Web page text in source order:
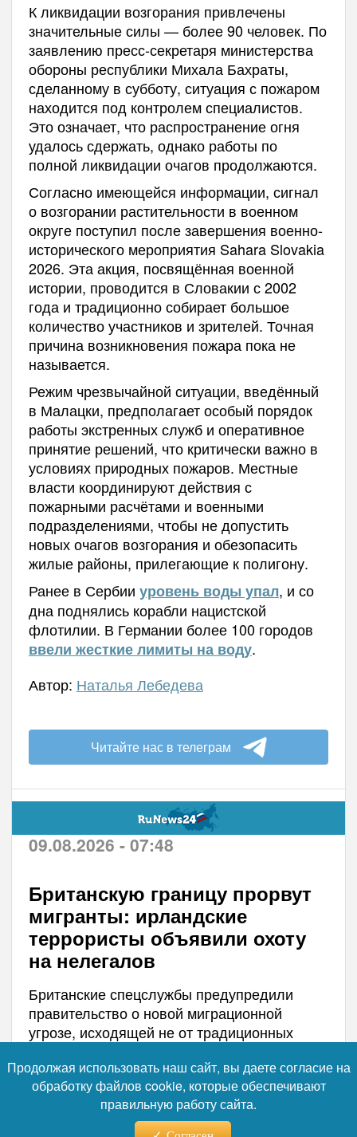
К ликвидации возгорания привлечены
значительные силы — более 90 человек. По
заявлению пресс-секретаря министерства
обороны республики Михала Бахраты,
сделанному в субботу, ситуация с пожаром
находится под контролем специалистов.
Это означает, что распространение огня
удалось сдержать, однако работы по
полной ликвидации очагов продолжаются.
Согласно имеющейся информации, сигнал
о возгорании растительности в военном
округе поступил после завершения военно-
исторического мероприятия Sahara Slovakia
2026. Эта акция, посвящённая военной
истории, проводится в Словакии с 2002
года и традиционно собирает большое
количество участников и зрителей. Точная
причина возникновения пожара пока не
называется.
Режим чрезвычайной ситуации, введённый
в Малацки, предполагает особый порядок
работы экстренных служб и оперативное
принятие решений, что критически важно в
условиях природных пожаров. Местные
власти координируют действия с
пожарными расчётами и военными
подразделениями, чтобы не допустить
новых очагов возгорания и обезопасить
жилые районы, прилегающие к полигону.
Ранее в Сербии уровень воды упал, и со
дна поднялись корабли нацистской
флотилии. В Германии более 100 городов
ввели жесткие лимиты на воду.
Автор: Наталья Лебедева
Читайте нас в телеграм
09.08.2026 - 07:48
Британскую границу прорвут
мигранты: ирландские
террористы объявили охоту
на нелегалов
Британские спецслужбы предупредили
правительство о новой миграционной
угрозе, исходящей не от традиционных
националистов в соседней Ирландии. По
данным осведомленных источников,
группировка «Новая ИРА» готовит
кампанию насилия, чтобы вытеснить
Продолжая использовать наш сайт, вы даете согласие на
обработку файлов cookie, которые обеспечивают
правильную работу сайта.